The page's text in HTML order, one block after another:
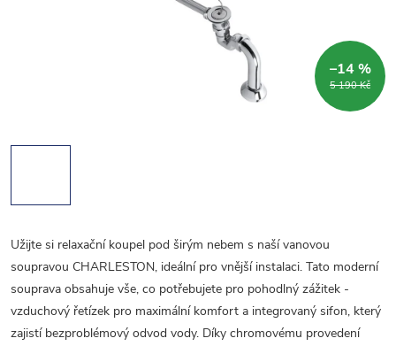
5 190 Kč
–14 %
Užijte si relaxační koupel pod širým nebem s naší vanovou
soupravou CHARLESTON, ideální pro vnější instalaci. Tato moderní
souprava obsahuje vše, co potřebujete pro pohodlný zážitek -
vzduchový řetízek pro maximální komfort a integrovaný sifon, který
zajistí bezproblémový odvod vody. Díky chromovému provedení